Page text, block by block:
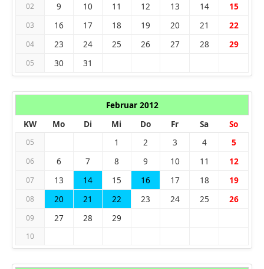
02 9 10 11 12 13 14 15
03 16 17 18 19 20 21 22
04 23 24 25 26 27 28 29
05 30 31
Februar 2012
KW
Mo Di Mi Do Fr Sa So
05 1 2 3 4 5
06 6 7 8 9 10 11 12
07 13 14 15 16 17 18 19
08 20 21 22 23 24 25 26
09 27 28 29
10